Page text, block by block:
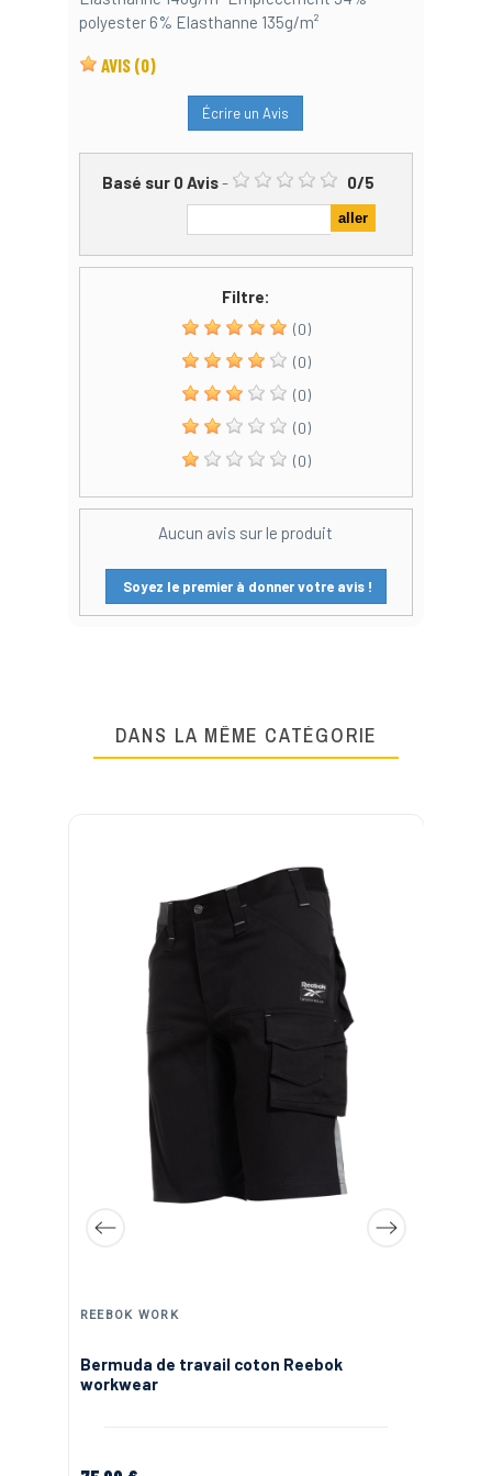
polyester 6% Elasthanne 135g/m²
AVIS (0)
Écrire un Avis
Basé sur 0Avis- 0/5
Filtre:
(0)
(0)
(0)
(0)
(0)
Aucun avis sur le produit
Soyez le premier à donner votre avis !
DANS LA MÊME CATÉGORIE
REEBOK WORK
Bermuda de travail coton Reebok
workwear